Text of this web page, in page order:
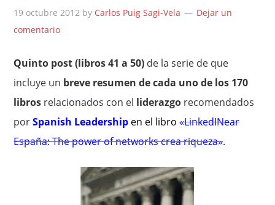
19 octubre 2012 by Carlos Puig Sagi-Vela
Dejar un
comentario
Quinto post (libros 41 a 50) de la serie de que
incluye un breve resumen de cada uno de los 170
libros relacionados con el liderazgo recomendados
porSpanish Leadership en el libro«LinkedINear
España: The power of networks crea riqueza».